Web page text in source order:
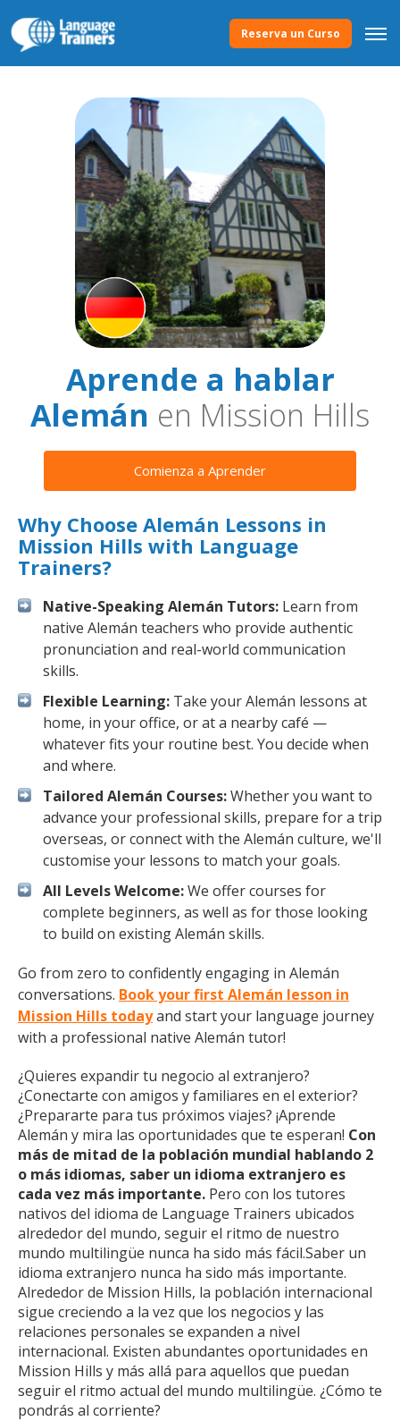
Reserva un Curso
Aprende a hablar
Alemán en Mission Hills
Comienza a Aprender
Why Choose Alemán Lessons in
Mission Hills with Language
Trainers?
Native-Speaking Alemán Tutors: Learn from
native Alemán teachers who provide authentic
pronunciation and real-world communication
skills.
Flexible Learning: Take your Alemán lessons at
home, in your office, or at a nearby café —
whatever fits your routine best. You decide when
and where.
Tailored Alemán Courses:Whether you want to
advance your professional skills, prepare for a trip
overseas, or connect with the Alemán culture, we'll
customise your lessons to match your goals.
All Levels Welcome:We offer courses for
complete beginners, as well as for those looking
to build on existing Alemán skills.
Go from zero to confidently engaging in Alemán
conversations. Book your first Alemán lesson in
Mission Hills todayand start your language journey
with a professional native Alemán tutor!
¿Quieres expandir tu negocio al extranjero?
¿Conectarte con amigos y familiares en el exterior?
¿Prepararte para tus próximos viajes? ¡Aprende
Alemán y mira las oportunidades que te esperan! Con
más de mitad de la población mundial hablando 2
o más idiomas, saber un idioma extranjero es
cada vez más importante. Pero con los tutores
nativos del idioma de Language Trainers ubicados
alrededor del mundo, seguir el ritmo de nuestro
mundo multilingüe nunca ha sido más fácil.Saber un
idioma extranjero nunca ha sido más importante.
Alrededor de Mission Hills, la población internacional
sigue creciendo a la vez que los negocios y las
relaciones personales se expanden a nivel
internacional. Existen abundantes oportunidades en
Mission Hills y más allá para aquellos que puedan
seguir el ritmo actual del mundo multilingüe. ¿Cómo te
pondrás al corriente?